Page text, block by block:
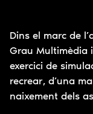
Dins el marc de
Grau Multimèdia
exercici de
recrear, d’una
naixement dels